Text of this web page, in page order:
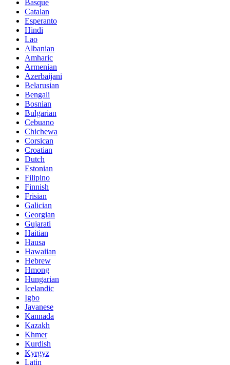
Basque
Catalan
Esperanto
Hindi
Lao
Albanian
Amharic
Armenian
Azerbaijani
Belarusian
Bengali
Bosnian
Bulgarian
Cebuano
Chichewa
Corsican
Croatian
Dutch
Estonian
Filipino
Finnish
Frisian
Galician
Georgian
Gujarati
Haitian
Hausa
Hawaiian
Hebrew
Hmong
Hungarian
Icelandic
Igbo
Javanese
Kannada
Kazakh
Khmer
Kurdish
Kyrgyz
Latin